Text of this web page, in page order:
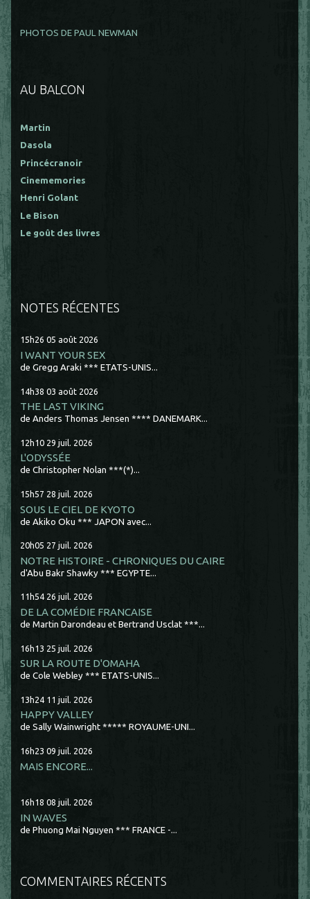
PHOTOS DE PAUL NEWMAN
AU BALCON
Martin
Dasola
Princécranoir
Cinememories
Henri Golant
Le Bison
Le goût des livres
NOTES RÉCENTES
15h26 05 août 2026
I WANT YOUR SEX
de Gregg Araki *** ETATS-UNIS...
14h38 03 août 2026
THE LAST VIKING
de Anders Thomas Jensen **** DANEMARK...
12h10 29 juil. 2026
L'ODYSSÉE
de Christopher Nolan ***(*)...
15h57 28 juil. 2026
SOUS LE CIEL DE KYOTO
de Akiko Oku *** JAPON avec...
20h05 27 juil. 2026
NOTRE HISTOIRE - CHRONIQUES DU CAIRE
d'Abu Bakr Shawky *** EGYPTE...
11h54 26 juil. 2026
DE LA COMÉDIE FRANCAISE
de Martin Darondeau et Bertrand Usclat ***...
16h13 25 juil. 2026
SUR LA ROUTE D'OMAHA
de Cole Webley *** ETATS-UNIS...
13h24 11 juil. 2026
HAPPY VALLEY
de Sally Wainwright ***** ROYAUME-UNI...
16h23 09 juil. 2026
MAIS ENCORE...
16h18 08 juil. 2026
IN WAVES
de Phuong Mai Nguyen *** FRANCE -...
COMMENTAIRES RÉCENTS